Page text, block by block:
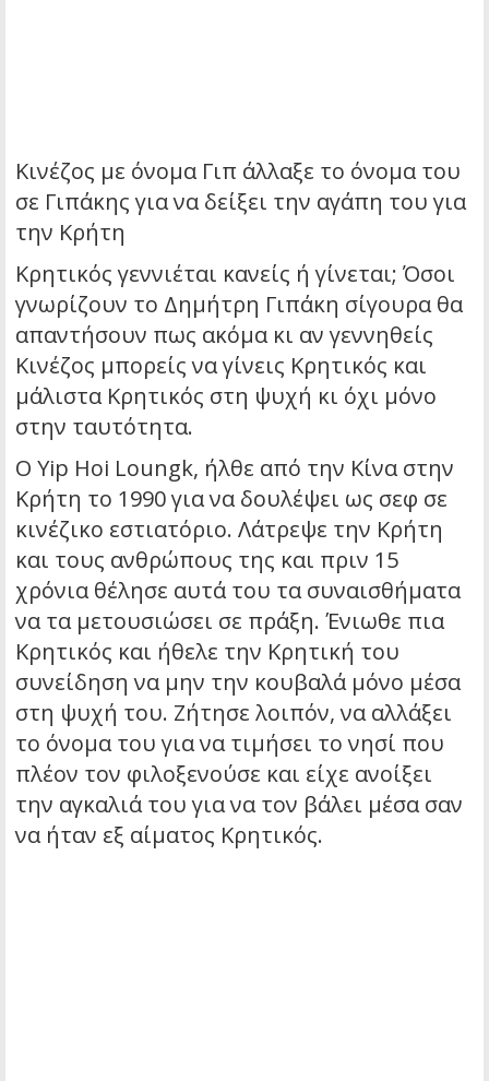
Κινέζος με όνομα Γιπ άλλαξε το όνομα του
σε Γιπάκης για να δείξει την αγάπη του για
την Κρήτη
Κρητικός γεννιέται κανείς ή γίνεται; Όσοι
γνωρίζουν το Δημήτρη Γιπάκη σίγουρα θα
απαντήσουν πως ακόμα κι αν γεννηθείς
Κινέζος μπορείς να γίνεις Κρητικός και
μάλιστα Κρητικός στη ψυχή κι όχι μόνο
στην ταυτότητα.
Ο Yip Hoi Loungk, ήλθε από την Κίνα στην
Κρήτη το 1990 για να δουλέψει ως σεφ σε
κινέζικο εστιατόριο. Λάτρεψε την Κρήτη
και τους ανθρώπους της και πριν 15
χρόνια θέλησε αυτά του τα συναισθήματα
να τα μετουσιώσει σε πράξη. Ένιωθε πια
Κρητικός και ήθελε την Κρητική του
συνείδηση να μην την κουβαλά μόνο μέσα
στη ψυχή του. Ζήτησε λοιπόν, να αλλάξει
το όνομα του για να τιμήσει το νησί που
πλέον τον φιλοξενούσε και είχε ανοίξει
την αγκαλιά του για να τον βάλει μέσα σαν
να ήταν εξ αίματος Κρητικός.